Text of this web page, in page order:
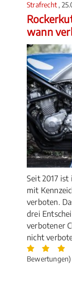
Strafrecht ,
wann
Seit 2017 ist
mit
verboten.
drei
verbotener
nicht
Bewertungen)